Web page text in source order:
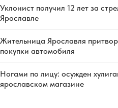
Уклонист получил 12 лет за
Ярославле
Жительница Ярославля
покупки автомобиля
Ногами по лицу: осужден
ярославском магазине